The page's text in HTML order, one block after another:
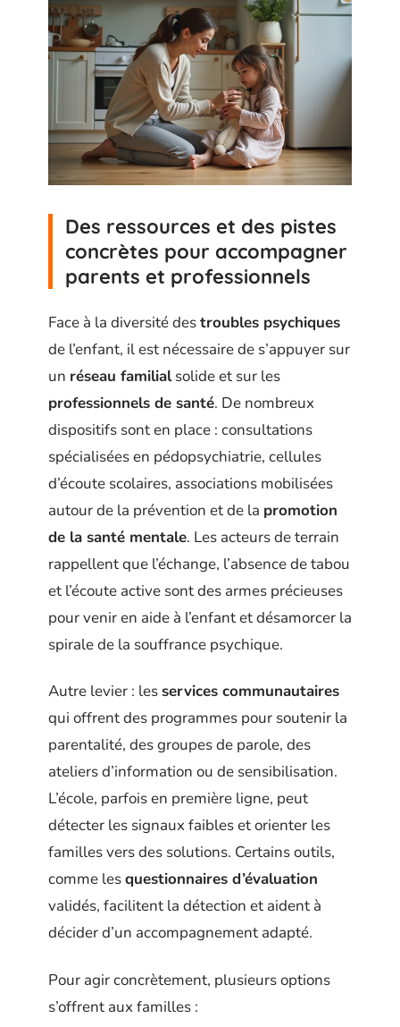
Des ressources et des pistes
concrètes pour accompagner
parents et professionnels
Face à la diversité destroubles psychiques
de l’enfant, il est nécessaire de s’appuyer sur
un réseau familialsolide et sur les
professionnels de santé. De nombreux
dispositifs sont en place : consultations
spécialisées en pédopsychiatrie, cellules
d’écoute scolaires, associations mobilisées
autour de la prévention et de la promotion
de la santé mentale. Les acteurs de terrain
rappellent que l’échange, l’absence de tabou
et l’écoute active sont des armes précieuses
pour venir en aide à l’enfant et désamorcer la
spirale de la souffrance psychique.
Autre levier : lesservices communautaires
qui offrent des programmes pour soutenir la
parentalité, des groupes de parole, des
ateliers d’information ou de sensibilisation.
L’école, parfois en première ligne, peut
détecter les signaux faibles et orienter les
familles vers des solutions. Certains outils,
comme lesquestionnaires d’évaluation
validés, facilitent la détection et aident à
décider d’un accompagnement adapté.
Pour agir concrètement, plusieurs options
s’offrent aux familles :